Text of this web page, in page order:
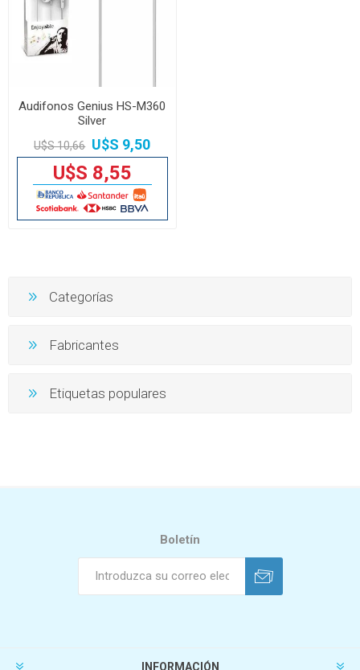
Audifonos Genius HS-M360
Silver
U$S 10,66 U$S 9,50
U$S 8,55
Categorías
Fabricantes
Etiquetas populares
Boletín
INFORMACIÓN